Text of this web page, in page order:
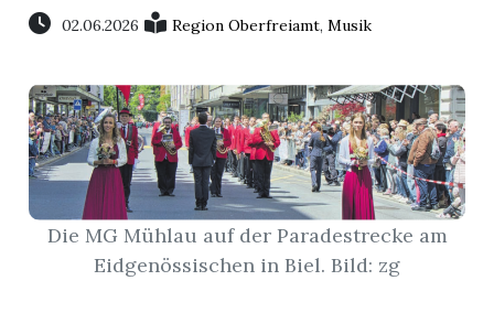
Veranstaltungen
Stellen
E-
Paper
Newsletter
02.06.2026 Region Oberfreiamt,Musik
Die MG Mühlau auf der Paradestrecke am
Eidgenössischen in Biel. Bild: zg